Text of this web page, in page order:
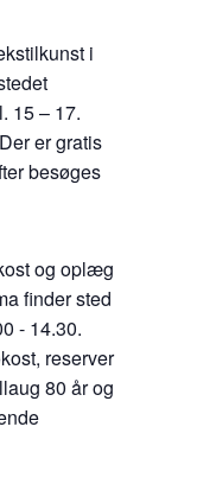
i
15 – 17.
er gratis
besøges
og oplæg
finder sted
- 14.30.
reserver
80 år og